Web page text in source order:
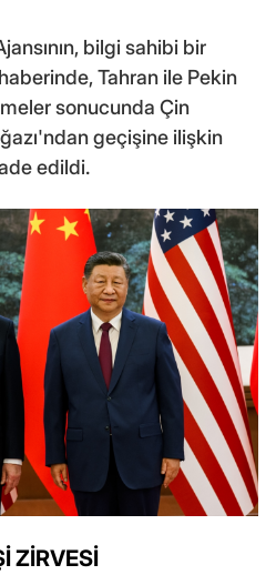
bilgi sahibi bir
Tahran ile Pekin
sonucunda Çin
geçişine ilişkin
edildi.
ZİRVESİ